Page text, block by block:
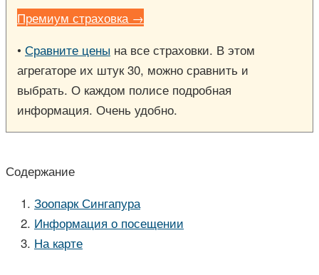
Премиум страховка →
• Сравните цены на все страховки. В этом
агрегаторе их штук 30, можно сравнить и
выбрать. О каждом полисе подробная
информация. Очень удобно.
Содержание
Зоопарк Сингапура
Информация о посещении
На карте